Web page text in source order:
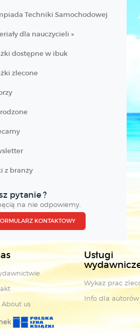
Techniki Samochodowej
dla nauczycieli »
dostępne w ibuk
zlecone
z branży
pytanie ?
na nie odpowiemy.
KONTAKTOWY
About us
Usługi
Wykaz prac
Info dla autorów